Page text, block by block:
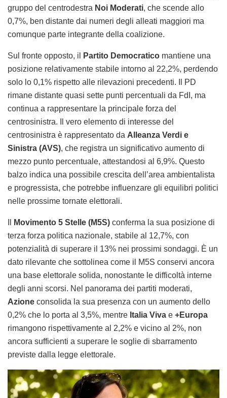
gruppo del centrodestra Noi Moderati, che scende allo
0,7%, ben distante dai numeri degli alleati maggiori ma
comunque parte integrante della coalizione.
Sul fronte opposto, il Partito Democratico mantiene una
posizione relativamente stabile intorno al 22,2%, perdendo
solo lo 0,1% rispetto alle rilevazioni precedenti. Il PD
rimane distante quasi sette punti percentuali da FdI, ma
continua a rappresentare la principale forza del
centrosinistra. Il vero elemento di interesse del
centrosinistra è rappresentato da Alleanza Verdi e
Sinistra (AVS), che registra un significativo aumento di
mezzo punto percentuale, attestandosi al 6,9%. Questo
balzo indica una possibile crescita dell’area ambientalista
e progressista, che potrebbe influenzare gli equilibri politici
nelle prossime tornate elettorali.
Movimento 5 Stelle (M5S) conferma la sua posizione di
terza forza politica nazionale, stabile al 12,7%, con
potenzialità di superare il 13% nei prossimi sondaggi. È un
dato rilevante che sottolinea come il M5S conservi ancora
una base elettorale solida, nonostante le difficoltà interne
degli anni scorsi. Nel panorama dei partiti moderati,
Azione consolida la sua presenza con un aumento dello
0,2% che lo porta al 3,5%, mentre Italia Viva e +Europa
rimangono rispettivamente al 2,2% e vicino al 2%, non
ancora sufficienti a superare le soglie di sbarramento
previste dalla legge elettorale.